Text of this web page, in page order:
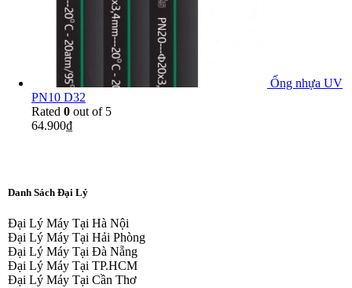
Ống nhựa UV
PN10 D32
Rated 0 out of 5
64.900₫
Danh Sách Đại Lý
Đại Lý Máy Tại Hà Nội
Đại Lý Máy Tại Hải Phòng
Đại Lý Máy Tại Đà Nẵng
Đại Lý Máy Tại TP.HCM
Đại Lý Máy Tại Cần Thơ